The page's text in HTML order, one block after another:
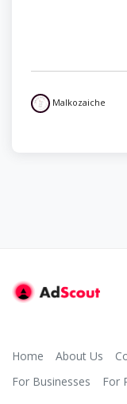
Malkozaiche
Home About Us
For Businesses
For